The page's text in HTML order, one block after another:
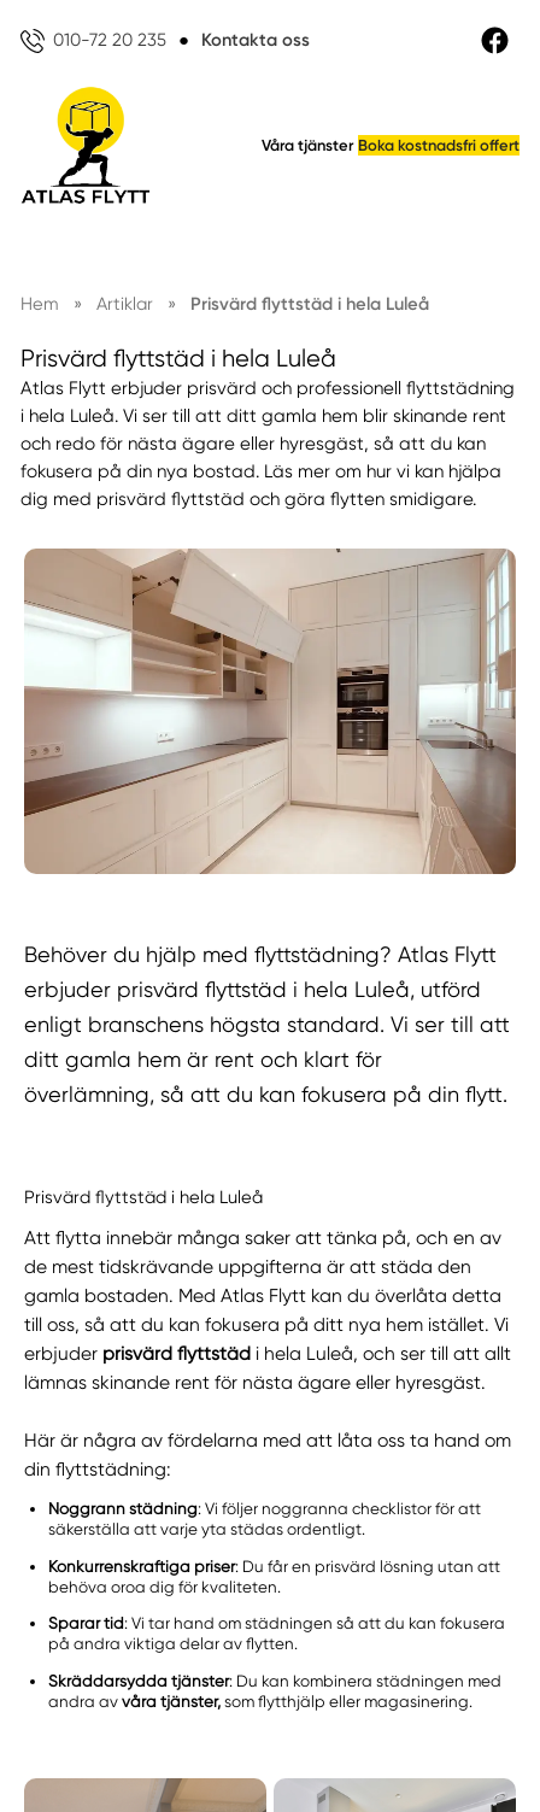
010-72 20 235 ● Kontakta oss
Våra tjänster Boka kostnadsfri offert
Hem » Artiklar » Prisvärd flyttstäd i hela Luleå
Prisvärd flyttstäd i hela Luleå
Atlas Flytt erbjuder prisvärd och professionell flyttstädning
i hela Luleå. Vi ser till att ditt gamla hem blir skinande rent
och redo för nästa ägare eller hyresgäst, så att du kan
fokusera på din nya bostad. Läs mer om hur vi kan hjälpa
dig med prisvärd flyttstäd och göra flytten smidigare.
Behöver du hjälp med flyttstädning? Atlas Flytt
erbjuder prisvärd flyttstäd i hela Luleå, utförd
enligt branschens högsta standard. Vi ser till att
ditt gamla hem är rent och klart för
överlämning, så att du kan fokusera på din flytt.
Prisvärd flyttstäd i hela Luleå
Att flytta innebär många saker att tänka på, och en av
de mest tidskrävande uppgifterna är att städa den
gamla bostaden. Med Atlas Flytt kan du överlåta detta
till oss, så att du kan fokusera på ditt nya hem istället. Vi
erbjuder prisvärd flyttstäd i hela Luleå, och ser till att allt
lämnas skinande rent för nästa ägare eller hyresgäst.
Här är några av fördelarna med att låta oss ta hand om
din flyttstädning:
Noggrann städning: Vi följer noggranna checklistor för att
säkerställa att varje yta städas ordentligt.
Konkurrenskraftiga priser: Du får en prisvärd lösning utan att
behöva oroa dig för kvaliteten.
Sparar tid: Vi tar hand om städningen så att du kan fokusera
på andra viktiga delar av flytten.
Skräddarsydda tjänster: Du kan kombinera städningen med
andra avvåra tjänster, som flytthjälp eller magasinering.